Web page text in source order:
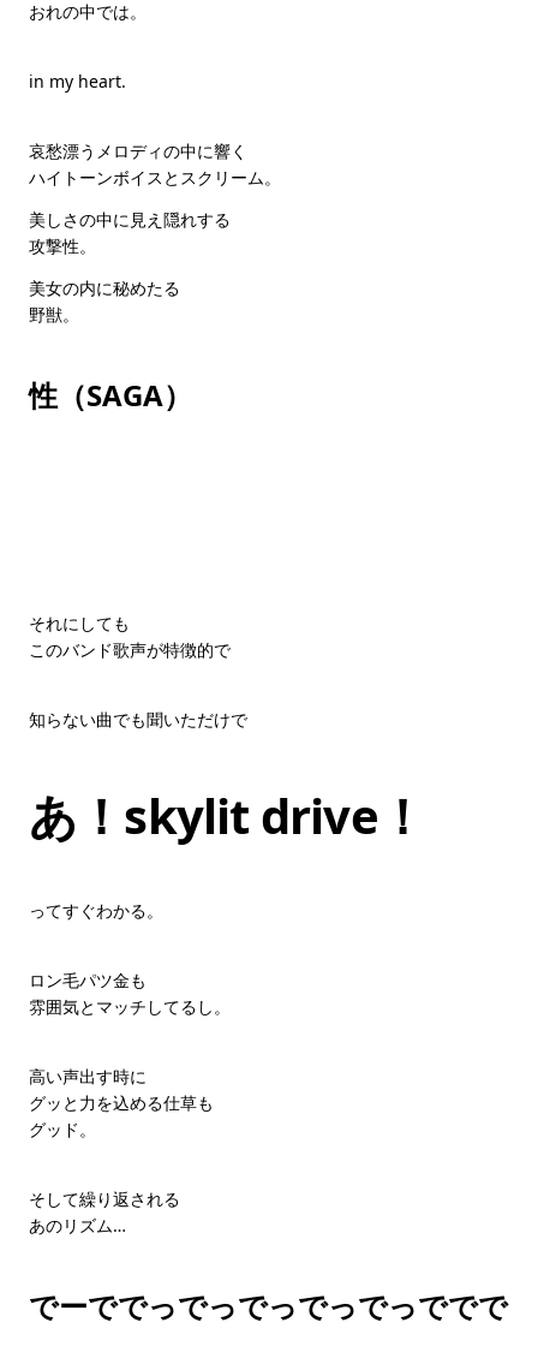
おれの中では。
in my heart.
哀愁漂うメロディの中に響く
ハイトーンボイスとスクリーム。
美しさの中に見え隠れする
攻撃性。
美女の内に秘めたる
野獣。
性（SAGA）
それにしても
このバンド歌声が特徴的で
知らない曲でも聞いただけで
あ！skylit drive！
ってすぐわかる。
ロン毛パツ金も
雰囲気とマッチしてるし。
高い声出す時に
グッと力を込める仕草も
グッド。
そして繰り返される
あのリズム…
でーででっでっでっでっでっででで